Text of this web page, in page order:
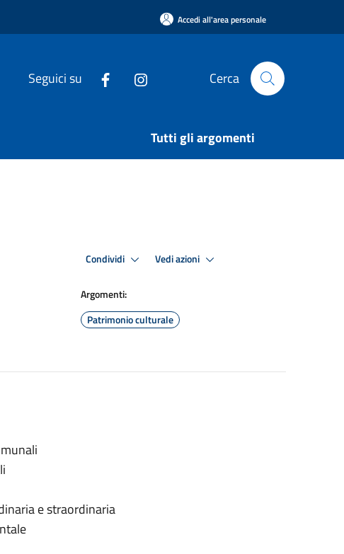
Accedi all'area personale
Seguici su Cerca
Tutti gli argomenti
Condividi Vedi azioni
Argomenti:
Patrimonio culturale
e straordinaria